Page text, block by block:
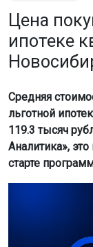
Цена
ипотеке
Средняя
льготной
119.3 тысяч
Аналитика»,
старте